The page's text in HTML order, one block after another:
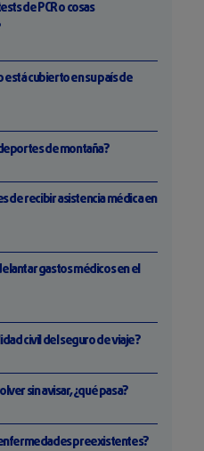
de PCR o cosas
cubierto en su país de
de montaña?
de recibir asistencia médica en
gastos médicos en el
civil del seguro de viaje?
sin avisar, ¿qué pasa?
preexistentes?